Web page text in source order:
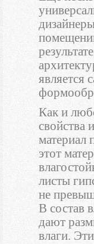
Как и
свойства
материал
этот
листы
не
В состав
дают
влаги.